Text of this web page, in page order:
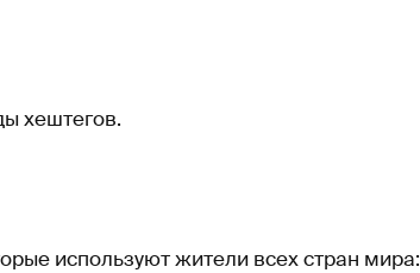
хештегов.
используют жители всех стран мира: